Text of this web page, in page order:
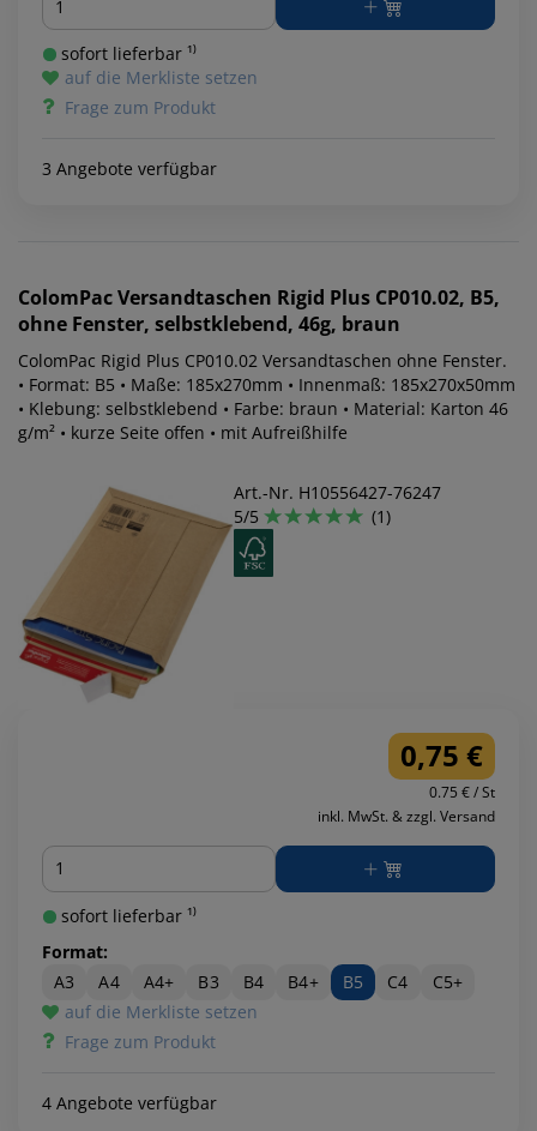
sofort lieferbar ¹⁾
auf die Merkliste setzen
Frage zum Produkt
3 Angebote verfügbar
ColomPacVersandtaschen Rigid Plus CP010.02, B5,
ohne Fenster, selbstklebend, 46g, braun
ColomPac Rigid Plus CP010.02 Versandtaschen ohne Fenster.
• Format: B5 • Maße: 185x270mm • Innenmaß: 185x270x50mm
• Klebung: selbstklebend • Farbe: braun • Material: Karton 46
g/m² • kurze Seite offen • mit Aufreißhilfe
Art.-Nr. H10556427-76247
5/5
(1)
0,75 €
0.75 € / St
inkl. MwSt. & zzgl. Versand
Menge
sofort lieferbar ¹⁾
Format:
A3
A4 A4+ B3 B4 B4+ B5 C4
C5+
auf die Merkliste setzen
Frage zum Produkt
4 Angebote verfügbar